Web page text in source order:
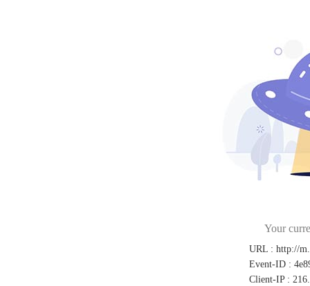
Your
URL : http://
Event-ID :
Client-IP :